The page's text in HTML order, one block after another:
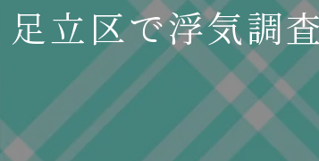
足立区で浮気調